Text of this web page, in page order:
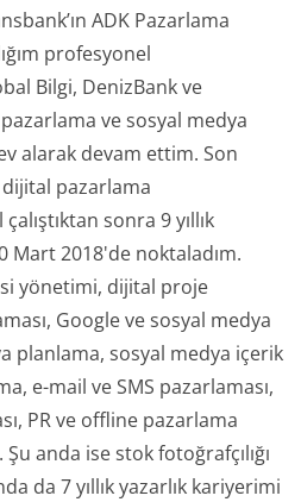
ADK Pazarlama
profesyonel
Bilgi, DenizBank ve
ve sosyal medya
alarak devam ettim. Son
pazarlama
sonra 9 yıllık
Mart 2018'de noktaladım.
yönetimi, dijital proje
Google ve sosyal medya
planlama, sosyal medya içerik
e-mail ve SMS pazarlaması,
PR ve offline pazarlama
anda ise stok fotoğrafçılığı
da 7 yıllık yazarlık kariyerimi